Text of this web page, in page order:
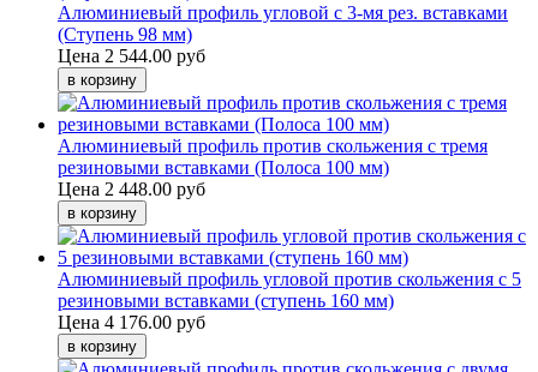
Алюминиевый профиль угловой с 3-мя рез. вставками
(Ступень 98 мм)
Цена 2 544.00 руб
Алюминиевый профиль против скольжения с тремя
резиновыми вставками (Полоса 100 мм)
Цена 2 448.00 руб
Алюминиевый профиль угловой против скольжения с 5
резиновыми вставками (ступень 160 мм)
Цена 4 176.00 руб